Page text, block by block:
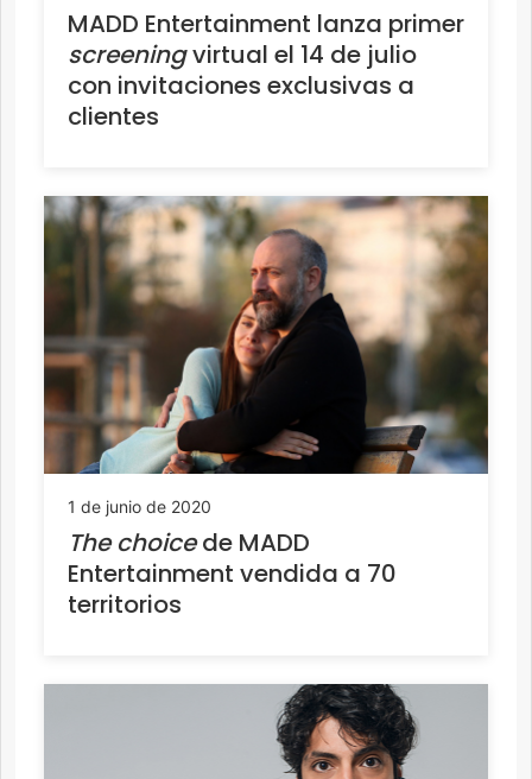
MADD Entertainment lanza primer
screeningvirtual el 14 de julio
con invitaciones exclusivas a
clientes
1 de junio de 2020
The choicede MADD
Entertainment vendida a 70
territorios